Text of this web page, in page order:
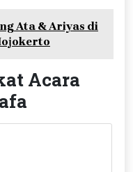
Ata & Ariyas di
Acara